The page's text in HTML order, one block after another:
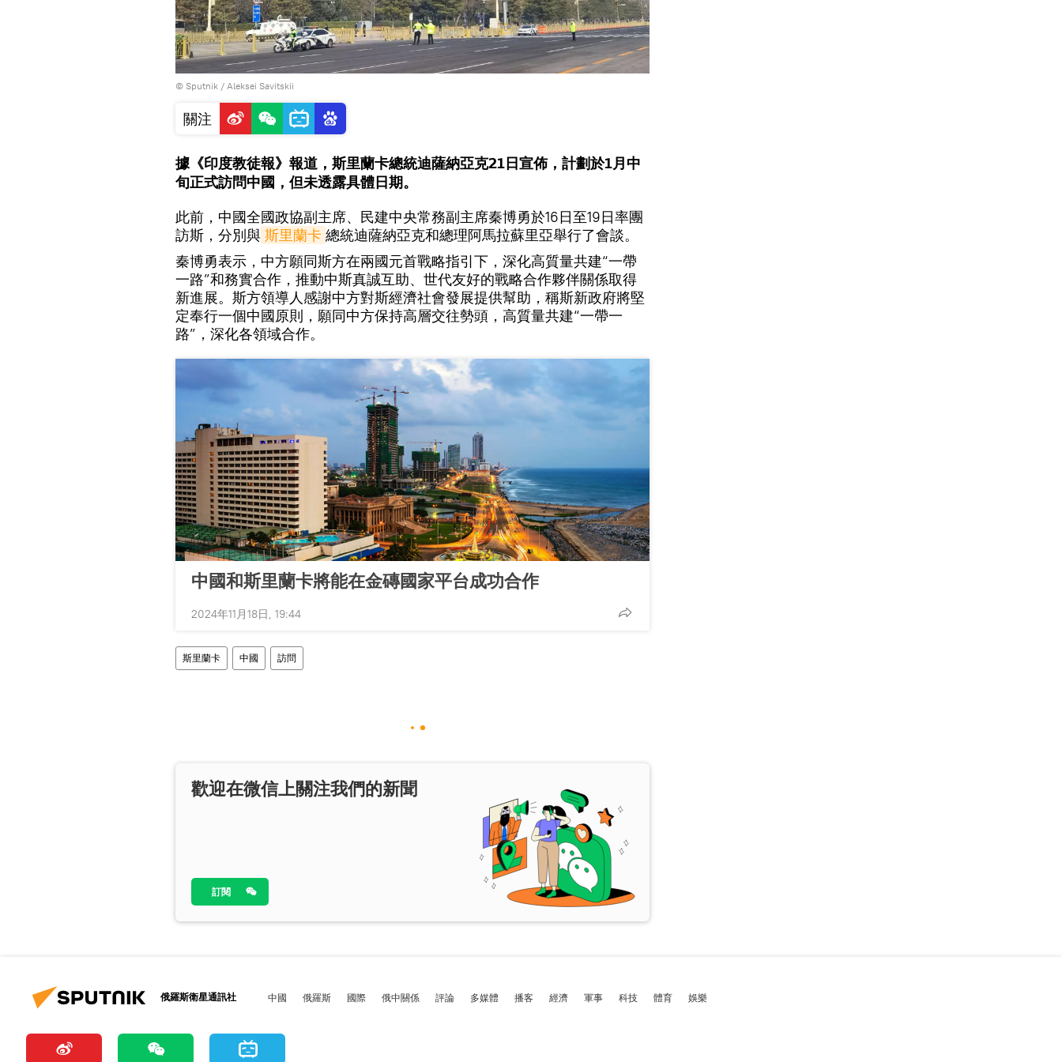
© Sputnik / Aleksei Savitskii
關注
據《印度教徒報》報道，斯里蘭卡總統迪薩納亞克21日宣佈，計劃於1月中
旬正式訪問中國，但未透露具體日期。
此前，中國全國政協副主席、民建中央常務副主席秦博勇於16日至19日率團
訪斯，分別與 斯里蘭卡 總統迪薩納亞克和總理阿馬拉蘇里亞舉行了會談。
秦博勇表示，中方願同斯方在兩國元首戰略指引下，深化高質量共建“一帶
一路”和務實合作，推動中斯真誠互助、世代友好的戰略合作夥伴關係取得
新進展。斯方領導人感謝中方對斯經濟社會發展提供幫助，稱斯新政府將堅
定奉行一個中國原則，願同中方保持高層交往勢頭，高質量共建“一帶一
路”，深化各領域合作。
中國和斯里蘭卡將能在金磚國家平台成功合作
2024年11月18日, 19:44
斯里蘭卡 中國 訪問
歡迎在微信上關注我們的新聞
訂閱
俄羅斯衛星通訊社 中國 俄羅斯 國際 俄中關係 評論 多媒體 播客 經濟 軍事 科技 體育 娛樂